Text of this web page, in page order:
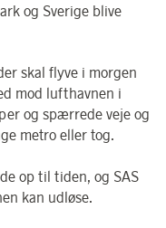
og Sverige blive
skal flyve i morgen
mod lufthavnen i
og spærrede veje og
metro eller tog.
op til tiden, og SAS
kan udløse.